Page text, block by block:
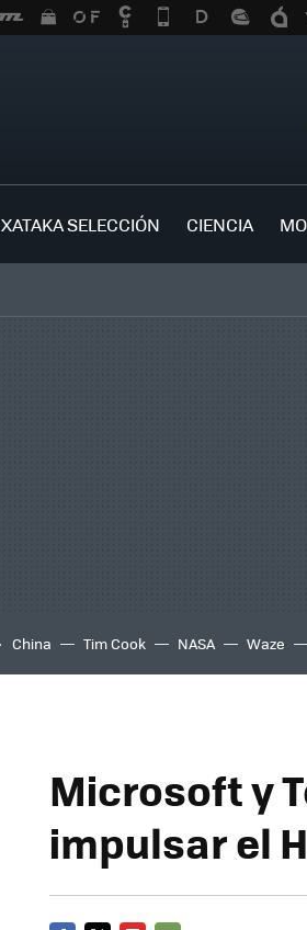
XATAKA SELECCIÓN CIENCIA
China Tim Cook NASA Waze
Microsoft y
impulsar el